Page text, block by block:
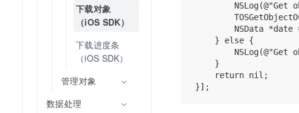
下载对象
（iOS SDK）
下载进度条
（iOS SDK）
管理对象
数据处理
NSLog(@"Get
NSData *date
    } else {
NSLog(@"Get
    }
    return nil;